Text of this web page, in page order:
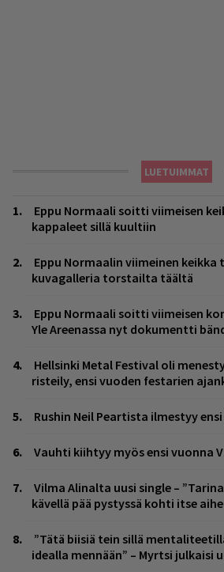
LUETUIMMAT
Eppu Normaali soitti viimeisen
kappaleet sillä kuultiin
Eppu Normaalin viimeinen keikka
kuvagalleria torstailta täältä
Eppu Normaali soitti viimeisen
Yle Areenassa nyt dokumentti
Hellsinki Metal Festival oli
risteily, ensi vuoden festarien
Rushin Neil Peartista ilmestyy
Vauhti kiihtyy myös ensi vuonna
Vilma Alinalta uusi single –
kävellä pää pystyssä kohti itse
”Tätä biisiä tein sillä
idealla mennään” – Myrtsi julkaisi